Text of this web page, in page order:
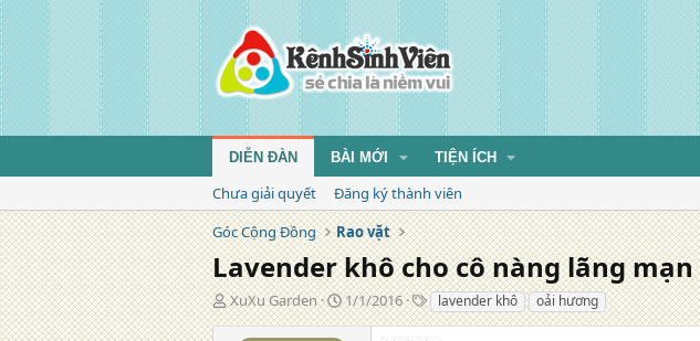
DIỄN ĐÀN BÀI MỚI TIỆN ÍCH
Chưa giải quyết
Đăng ký thành viên
Góc Cộng Đồng
Rao vặt
Lavender khô cho cô nàng lãng mạn
T
á
XuXu Garden
N
g
1/1/2016
T
ừ
lavender khô oải hương